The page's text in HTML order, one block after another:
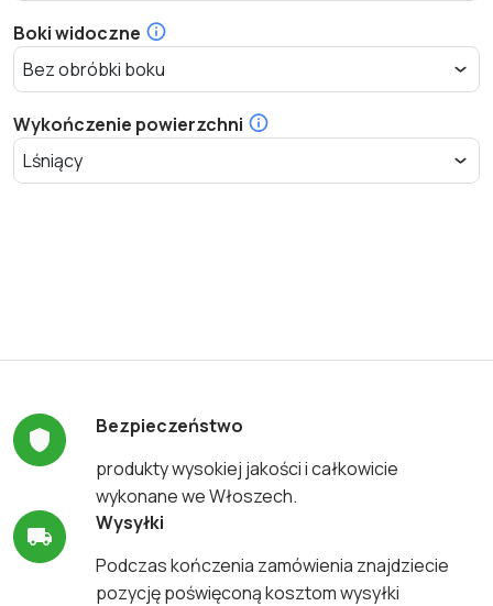
Boki widoczne
Wykończenie powierzchni
Bezpieczeństwo
produkty wysokiej jakości i całkowicie
wykonane we Włoszech.
Wysyłki
Podczas kończenia zamówienia znajdziecie
pozycję poświęconą kosztom wysyłki